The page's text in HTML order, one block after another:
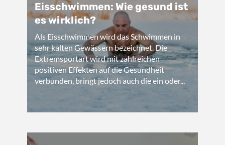
Eisschwimmen: Wie gesund ist
es wirklich?
Als Eisschwimmen wird das Schwimmen in
sehr kalten Gewässern bezeichnet. Die
Extremsportart wird mit zahlreichen
positiven Effekten auf die Gesundheit
verbunden, bringt jedoch auch die ein oder...